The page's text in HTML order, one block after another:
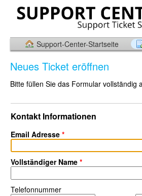
Support-Center-Startseite
Neues Ticket eröffnen
Bitte füllen Sie das Formular vollständig
Kontakt Informationen
Email Adresse *
Vollständiger Name *
Telefonnummer